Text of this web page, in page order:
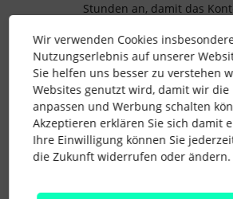
Stunden an, damit das
der Mitarbeitende hatte.
@Ibbihatte diese Thematik
konnte es so lösen:
Hilft Dir das weiter? :)
Liebe Grüße
Lena
Wir verwenden Cookies
Nutzungserlebnis auf unserer
Sie helfen uns besser zu verstehen
Websites genutzt wird, damit wir
anpassen und Werbung schalten
Akzeptieren erklären Sie sich damit
Ihre Einwilligung können Sie
die Zukunft widerrufen oder ändern.